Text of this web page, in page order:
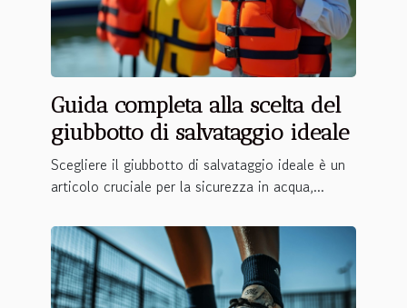
Guida completa alla scelta del
giubbotto di salvataggio ideale
Scegliere il giubbotto di salvataggio ideale è un
articolo cruciale per la sicurezza in acqua,...